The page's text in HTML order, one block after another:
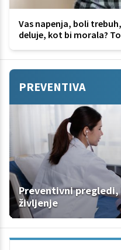
Vas napenja, boli
deluje, kot bi morala?
PREVENTIVA
Preventivni
življenje